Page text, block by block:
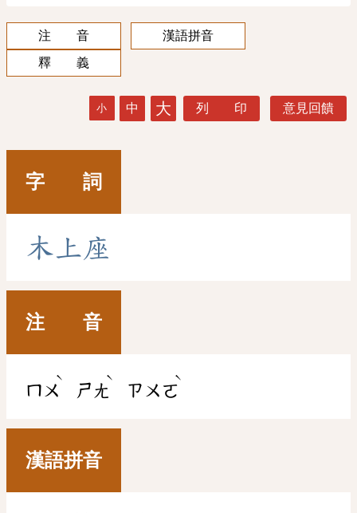
注 音
漢語拼音
釋 義
小 中 大 列 印 意見回饋
字 詞
木 上 座
注 音
ㄇㄨ
ˋ
ㄕㄤ
ˋ
ㄗㄨㄛ
ˋ
漢語拼音